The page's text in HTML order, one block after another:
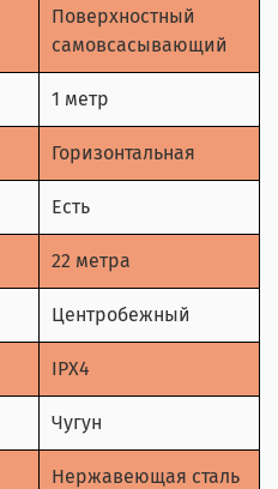
Поверхностный
самовсасывающий
1 метр
Горизонтальная
Есть
22 метра
Центробежный
IPX4
Чугун
Нержавеющая сталь